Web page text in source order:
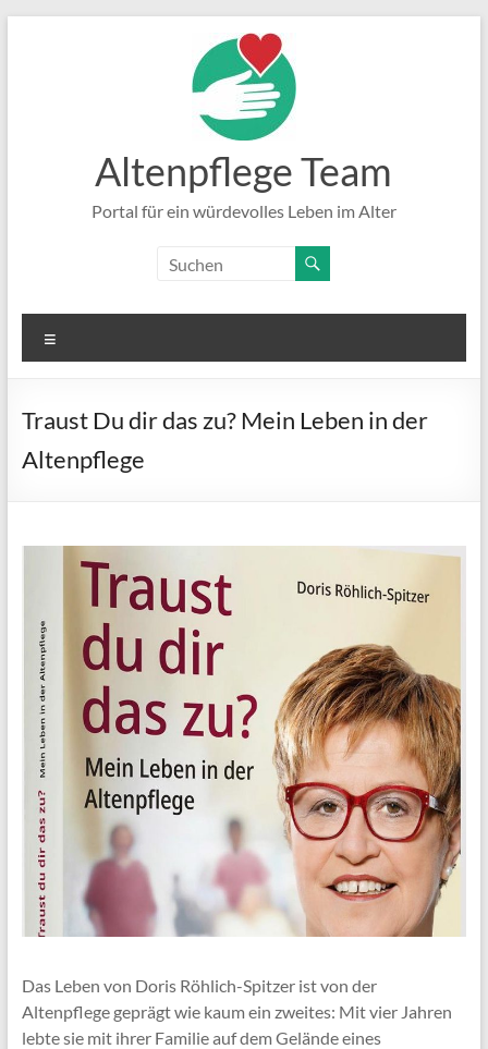
Altenpflege Team
Portal für ein würdevolles Leben im Alter
Traust Du dir das zu? Mein Leben in der
Altenpflege
Das Leben von Doris Röhlich-Spitzer ist von der
Altenpflege geprägt wie kaum ein zweites: Mit vier Jahren
lebte sie mit ihrer Familie auf dem Gelände eines